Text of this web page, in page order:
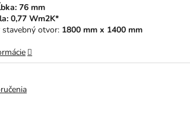
76 mm
0,77 Wm2K*
otvor: 1800 mm x 1400 mm